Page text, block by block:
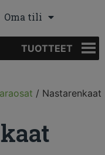
Oma tili
TUOTTEET
/ Nastarenkaat